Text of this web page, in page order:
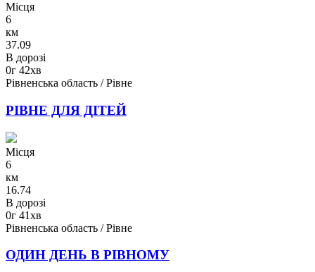
Місця
6
км
37.09
В дорозі
0г 42хв
Рівненська область / Рівне
РІВНЕ ДЛЯ ДІТЕЙ
Місця
6
км
16.74
В дорозі
0г 41хв
Рівненська область / Рівне
ОДИН ДЕНЬ В РІВНОМУ